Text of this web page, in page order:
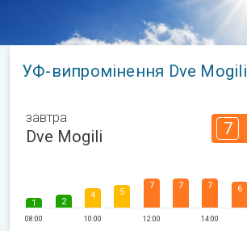
УФ-випромінення Dve Mogili
завтра
Dve Mogili 7
1
08:00
2
4
10:00
5
7
12:00
7 7
14:00
6